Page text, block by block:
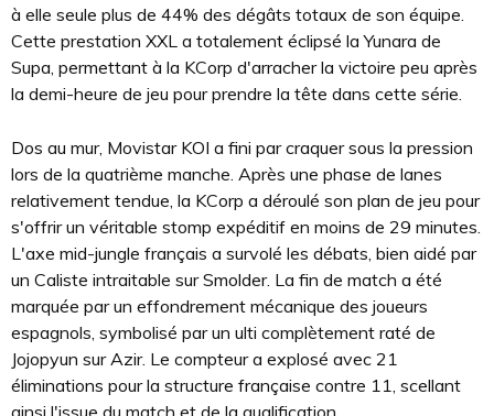
à elle seule plus de 44% des dégâts totaux de son équipe.
Cette prestation XXL a totalement éclipsé la Yunara de
Supa, permettant à la KCorp d'arracher la victoire peu après
la demi-heure de jeu pour prendre la tête dans cette série.
Dos au mur, Movistar KOI a fini par craquer sous la pression
lors de la quatrième manche. Après une phase de lanes
relativement tendue, la KCorp a déroulé son plan de jeu pour
s'offrir un véritable stomp expéditif en moins de 29 minutes.
L'axe mid-jungle français a survolé les débats, bien aidé par
un Caliste intraitable sur Smolder. La fin de match a été
marquée par un effondrement mécanique des joueurs
espagnols, symbolisé par un ulti complètement raté de
Jojopyun sur Azir. Le compteur a explosé avec 21
éliminations pour la structure française contre 11, scellant
ainsi l'issue du match et de la qualification.